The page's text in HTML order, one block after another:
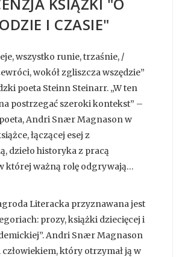
I CZASIE"
wszystko runie, trzaśnie, /
wokół zgliszcza wszędzie”
poeta Steinn Steinarr. „W ten
postrzegać szeroki kontekst” –
Andri Snær Magnason w
łączącej esej z
dzieło historyka z pracą
której ważną rolę odgrywają…
Literacka przyznawana jest
prozy, książki dziecięcej i
Andri Snær Magnason
który otrzymał ją w